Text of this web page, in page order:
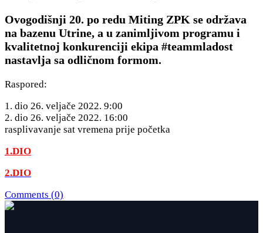
Ovogodišnji 20. po redu Miting ZPK se održava
na bazenu Utrine, a u zanimljivom programu i
kvalitetnoj konkurenciji ekipa #teammladost
nastavlja sa odličnom formom.
Raspored:
1. dio 26. veljače 2022. 9:00
2. dio 26. veljače 2022. 16:00
rasplivavanje sat vremena prije početka
1.DIO
2.DIO
Comments (0)